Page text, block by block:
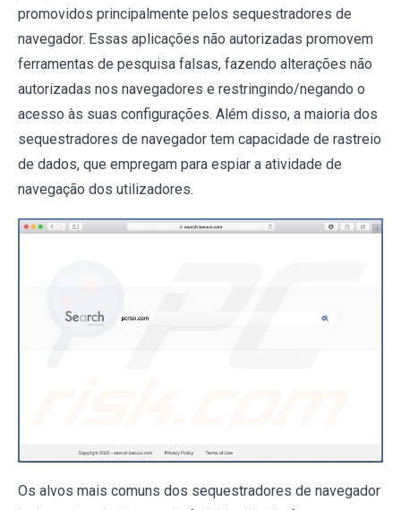
promovidos principalmente pelos sequestradores de
navegador. Essas aplicações não autorizadas promovem
ferramentas de pesquisa falsas, fazendo alterações não
autorizadas nos navegadores e restringindo/negando o
acesso às suas configurações. Além disso, a maioria dos
sequestradores de navegador tem capacidade de rastreio
de dados, que empregam para espiar a atividade de
navegação dos utilizadores.
Os alvos mais comuns dos sequestradores de navegador